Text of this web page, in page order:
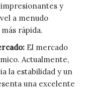
impresionantes y
a menudo
rápida.
El mercado
Actualmente,
la estabilidad y un
una excelente